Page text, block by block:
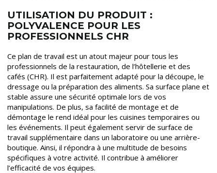
UTILISATION DU PRODUIT :
POLYVALENCE POUR LES
PROFESSIONNELS CHR
Ce plan de travail est un atout majeur pour tous les
professionnels de la restauration, de l’hôtellerie et des
cafés (CHR). Il est parfaitement adapté pour la découpe, le
dressage ou la préparation des aliments. Sa surface plane et
stable assure une sécurité optimale lors de vos
manipulations. De plus, sa facilité de montage et de
démontage le rend idéal pour les cuisines temporaires ou
les événements. Il peut également servir de surface de
travail supplémentaire dans un laboratoire ou une arrière-
boutique. Ainsi, il répondra à une multitude de besoins
spécifiques à votre activité. Il contribue à améliorer
l’efficacité de vos équipes.